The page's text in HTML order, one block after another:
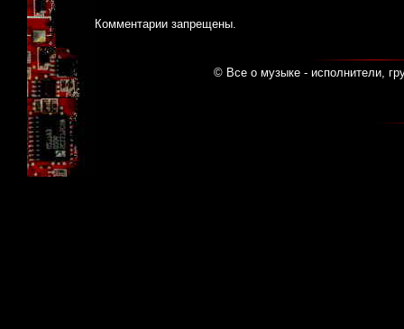
Комментарии запрещены.
© Все о музыке - исполнители,